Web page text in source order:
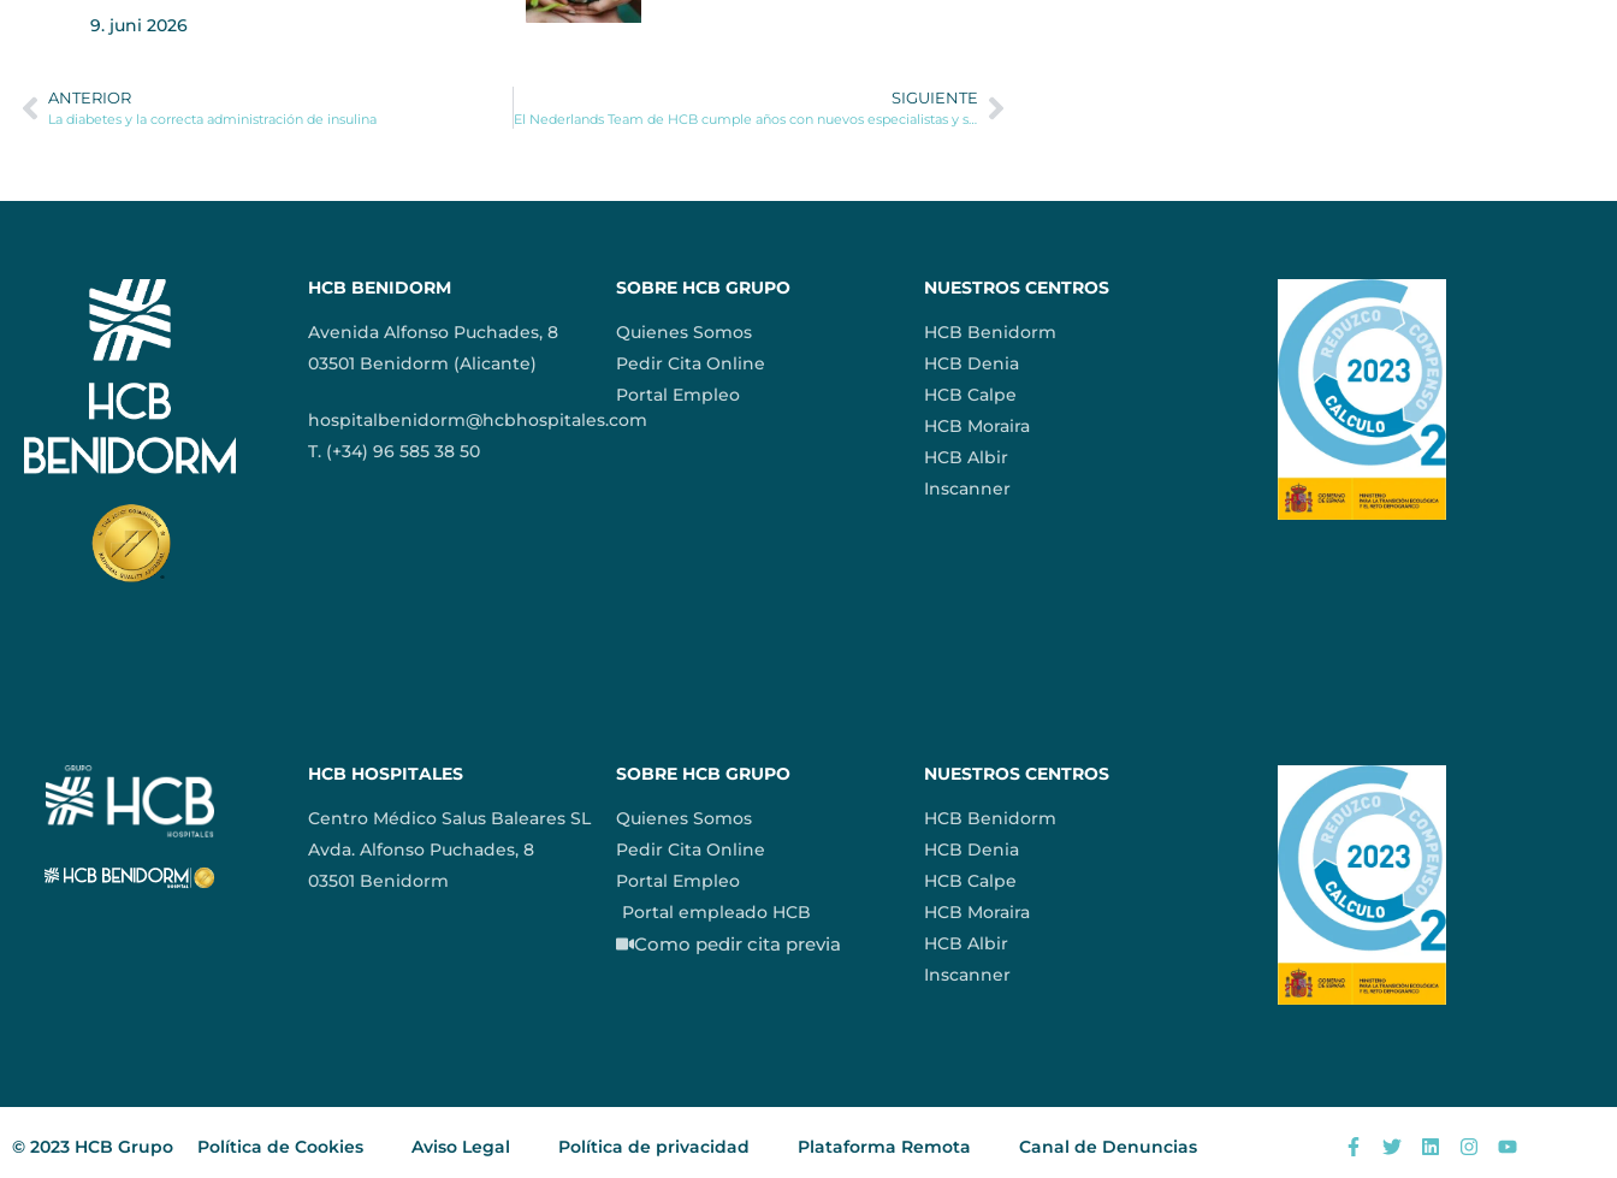
9. juni 2026
ANTERIOR
La diabetes y la correcta administración de insulina
SIGUIENTE
El Nederlands Team de HCB cumple años con nuevos especialistas y servicios en exclusiva para los pacientes holandeses
HCB BENIDORM
Avenida Alfonso Puchades, 8
03501 Benidorm (Alicante)
hospitalbenidorm@hcbhospitales.com
T. (+34) 96 585 38 50
SOBRE HCB GRUPO
Quienes Somos
Pedir Cita Online
Portal Empleo
NUESTROS CENTROS
HCB Benidorm
HCB Denia
HCB Calpe
HCB Moraira
HCB Albir
Inscanner
HCB HOSPITALES
Centro Médico Salus Baleares SL
Avda. Alfonso Puchades, 8
03501 Benidorm
SOBRE HCB GRUPO
Quienes Somos
Pedir Cita Online
Portal Empleo
Portal empleado HCB
Como pedir cita previa
NUESTROS CENTROS
HCB Benidorm
HCB Denia
HCB Calpe
HCB Moraira
HCB Albir
Inscanner
© 2023 HCB Grupo Política de Cookies Aviso Legal Política de privacidad Plataforma Remota Canal de Denuncias